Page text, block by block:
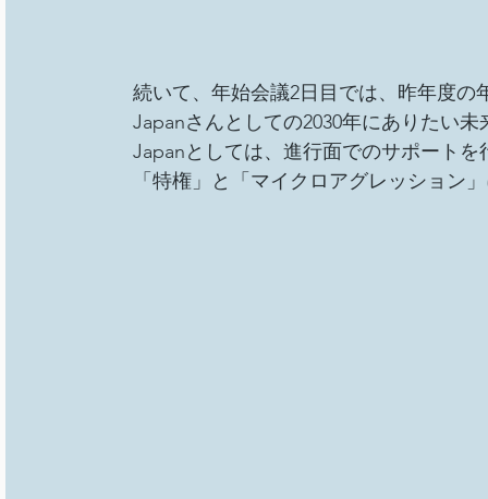
続いて、年始会議2日目では、昨年度
Japanさんとしての2030年にありたい
Japanとしては、進行面でのサポート
「特権」と「マイクロアグレッション